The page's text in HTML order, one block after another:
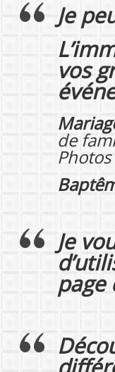
Je
vos
de
Je
page